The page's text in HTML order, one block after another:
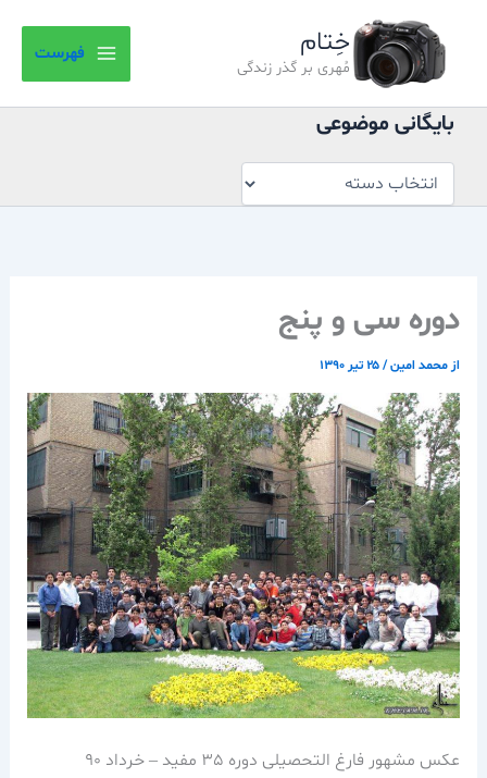
خِتام
مُهری بر گذر زندگی
فهرست
بایگانی موضوعی
موضوعی
دوره سی و پنج
از محمد امین/۲۵ تیر ۱۳۹۰
عکس مشهور فارغ التحصیلی دوره 35 مفید – خرداد 90